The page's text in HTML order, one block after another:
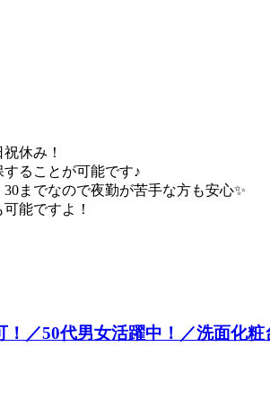
休み！
ることが可能です♪
までなので夜勤が苦手な方も安心✨
能ですよ！
！／50代男女活躍中！／洗面化